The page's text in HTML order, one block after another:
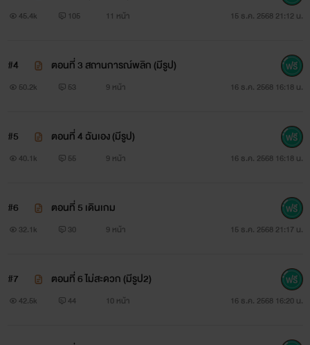
45.4k 105 11 หน้า 15 ธ.ค. 2568 21:12 น.
#4 ตอนที่ 3 สถานการณ์พลิก (มีรูป)
50.2k 53 9 หน้า 16 ธ.ค. 2568 16:18 น.
#5 ตอนที่ 4 ฉันเอง (มีรูป)
40.1k 55 9 หน้า 16 ธ.ค. 2568 16:18 น.
#6 ตอนที่ 5 เดินเกม
32.1k 30 9 หน้า 15 ธ.ค. 2568 21:17 น.
#7 ตอนที่ 6 ไม่สะดวก (มีรูป2)
42.5k 44 10 หน้า 16 ธ.ค. 2568 16:20 น.